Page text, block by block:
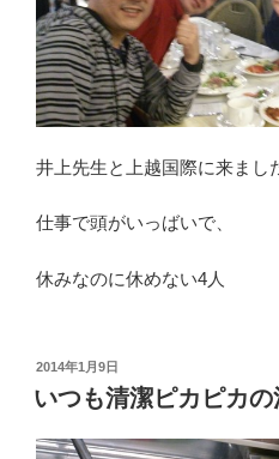
井上先生と上越国際に来まし
仕事で頭がいっばいで、
休みなのに休めない4人
投
稿
日:
2014年1月9日
いつも清潔ピカピカ